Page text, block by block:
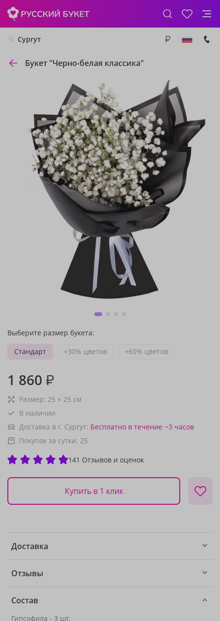
Сургут
Букет "Черно-белая классика"
Выберите размер букета:
Стандарт
+30% цветов +60% цветов
1 860 ₽
Размер: 25 × 25 см
В наличии
Доставка в г. Сургут: Бесплатно в течение ~3 часов
Покупок за сутки: 25
141 Отзывов и оценок
Купить в 1 клик
Доставка
Отзывы
Состав
Гипсофила - 3 шт.